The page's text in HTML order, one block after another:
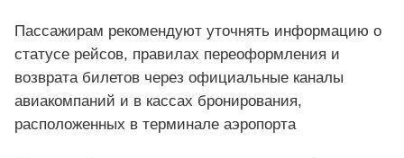
Пассажирам рекомендуют уточнять информацию о
статусе рейсов, правилах переоформления и
возврата билетов через официальные каналы
авиакомпаний и в кассах бронирования,
расположенных в терминале аэропорта